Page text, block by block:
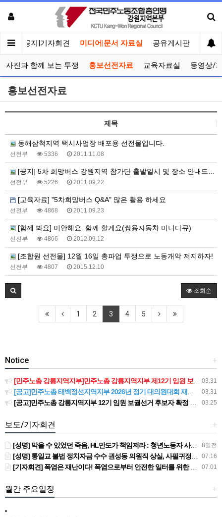
인 공지|기자회견 미디어|문서 자료실 공유게시판 선거
사진과 함께 보는 투쟁 홍보선전자료 교육자료실 동영상/
홍보선전자료
제목
동해삼척지역 택시사업장 배포용 선전물입니다.
선전부 5336 2011.11.08
[공지] 5차 희망버스 강원지역 참가단 출발일시 및 장소 안내드립니다
선전부 5226 2011.09.22
[교육자료] "5차희망버스 Q&A" 많은 활용 하세요
선전부 4868 2011.09.23
[함께 봐요] 미안해요. 함께 할게요(쌍용자동차 미니다큐)
선전부 4866 2012.09.12
[조합원 선전물] 12월 16일 총파업 투쟁으로 노동개악 저지하자!
선전부 4807 2015.12.10
조회순
1 2 3 4 5
+
Notice
03.31
[민주노총 강릉지역지부]민주노총 강릉지역지부 제12기 임원 보궐선거결과 공고
03.31
[공고]민주노총 태백정선지역지부 2026년 정기 대의원대회 재소집 건
03.25
[공고]민주노총 강릉지역지부 12기 임원 보궐선거 후보자 확정 공고
+
보도/기자회견
8일전
[성명] 막을 수 있었던 죽음, HL만도가 책임져라 : 청년노동자 사망사고의 철저한 진상규명과 재발방지 대책 마련하라
07.16
[성명] 통일교 불법 정치자금 수수 권성동 의원직 상실, 사필귀정이다
07.01
[기자회견] 폭염은 재난이다! 폭염으로부터 안전한 일터를 위한 민주노총 강원지역본부 폭염감시단 선포 기자회견
+
월간 주요일정